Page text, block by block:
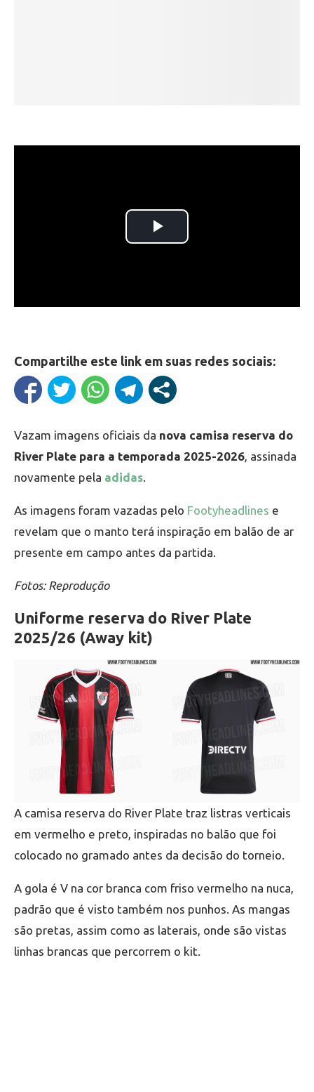
Compartilhe este link em suas redes sociais:
Vazam imagens oficiais da nova camisa reserva do
River Plate para a temporada 2025-2026, assinada
novamente pela adidas.
As imagens foram vazadas pelo Footyheadlines e
revelam que o manto terá inspiração em balão de ar
presente em campo antes da partida.
Fotos: Reprodução
Uniforme reserva do River Plate
2025/26 (Away kit)
A camisa reserva do River Plate traz listras verticais
em vermelho e preto, inspiradas no balão que foi
colocado no gramado antes da decisão do torneio.
A gola é V na cor branca com friso vermelho na nuca,
padrão que é visto também nos punhos. As mangas
são pretas, assim como as laterais, onde são vistas
linhas brancas que percorrem o kit.